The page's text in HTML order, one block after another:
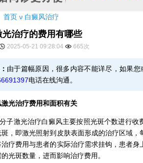
首页ν 白癜风治疗
光治疗的费用有哪些
2025-05-21 09:28:04 665次
由于篇幅原因，很多内容不能详尽，如果您
电话在线沟通。
治疗费用和面积有关
激光治疗白癜风主要按照光斑个数进行收
斑，即激光照射到皮肤表面形成的治疗区域
疗费用与患者的实际治疗需求挂钩，患者
光斑数量，进而影响治疗费用。